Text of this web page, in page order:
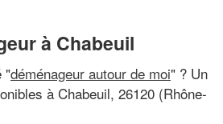
à Chabeuil
"déménageur autour de moi" ? Un
à Chabeuil, 26120 (Rhône-